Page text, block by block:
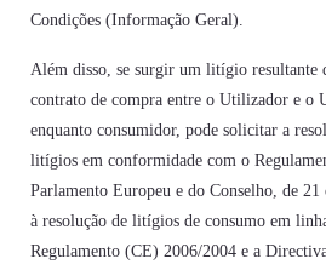
Condições (Informação Geral).
Além disso, se surgir um litígio resultante
contrato de compra entre o Utilizador e o
enquanto consumidor, pode solicitar a
litígios em conformidade com o
Parlamento Europeu e do Conselho, de
à resolução de litígios de consumo em
Regulamento (CE) 2006/2004 e a